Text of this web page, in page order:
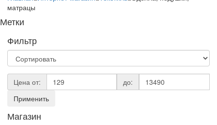
матрацы
Метки
Фильтр
Цена от:
до:
Применить
Магазин